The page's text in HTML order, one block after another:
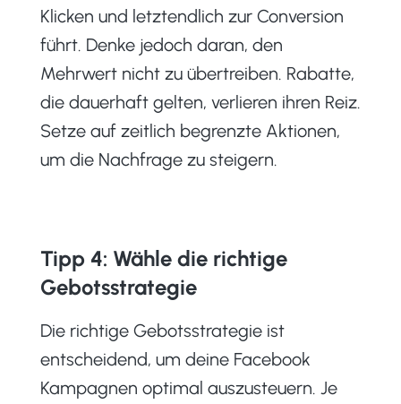
Klicken und letztendlich zur Conversion
führt. Denke jedoch daran, den
Mehrwert nicht zu übertreiben. Rabatte,
die dauerhaft gelten, verlieren ihren Reiz.
Setze auf zeitlich begrenzte Aktionen,
um die Nachfrage zu steigern.
Tipp 4: Wähle die richtige
Gebotsstrategie
Die richtige Gebotsstrategie ist
entscheidend, um deine Facebook
Kampagnen optimal auszusteuern. Je